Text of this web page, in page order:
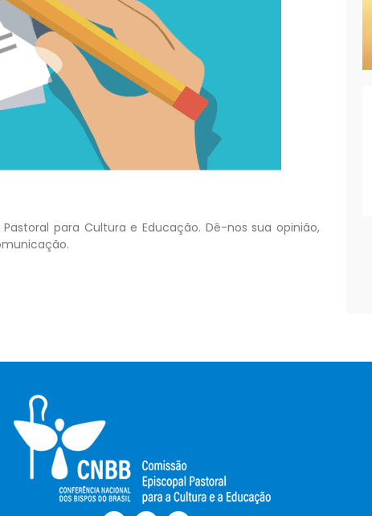
para Cultura e Educação. Dê-nos sua opinião,